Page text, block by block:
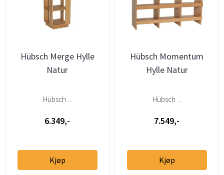
Hübsch Merge Hylle
Natur
Hübsch ...
6.349,-
Kjøp
Hübsch Momentum
Hylle Natur
Hübsch ...
7.549,-
Kjøp